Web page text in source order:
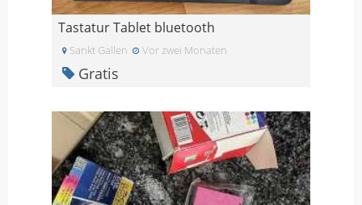
Tastatur Tablet bluetooth
Sankt Gallen Vor zwei Monaten
Gratis